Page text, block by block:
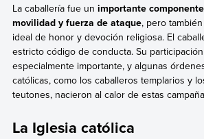
La caballería fue un importante
movilidad y fuerza de ataque, pero
ideal de honor y devoción religiosa. El
estricto código de conducta. Su
especialmente importante, y algunas
católicas, como los caballeros templarios y
teutones, nacieron al calor de estas
La Iglesia católica